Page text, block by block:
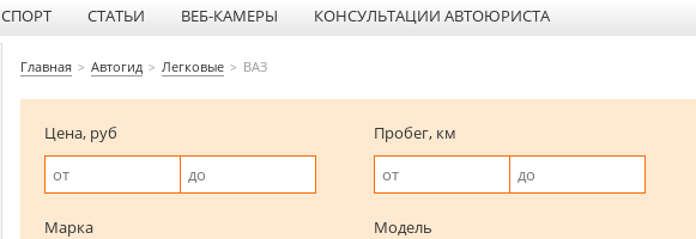
СТАТЬИ ВЕБ-КАМЕРЫ КОНСУЛЬТАЦИИ АВТОЮРИСТА
Главная Автогид Легковые ВАЗ
Цена, руб Пробег, км
Марка
Модель